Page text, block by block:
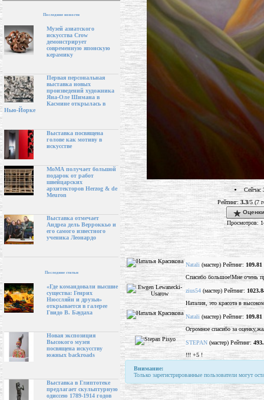
Последние новости
Музей азиатского
искусства Crow
демонстрирует
современную японскую
керамику
Первая персональная
выставка новых
произведений художника
Яна-Оле Шимана в
Касмине открылась в
Нью-Йорке
Выставка посвящена
голове как мотиву в
искусстве
МоМА получает большой
подарок от работ
швейцарских
архитекторов Herzog & de
Meuron
Выставка отмечает
Андреа дель Верроккьо и
его самого известного
ученика Леонардо
Последние статьи
«Где командовали высшие
существа: Генрих
Нюссляйн и друзья»
открывается в галерее
Гвидо В. Баудаха
Новая экспозиция
Высокого музея
посвящена искусству
южных backroads
Выставка в Глиптотеке
предлагает скульптурную
одиссею 1789-1914 годов
Сейчас
Рейтинг:3.3/5 (7
Просмотров:
Natali (мастер) Рейтинг: 109.81
Спасибо большое!Мне очень
zius54 (мастер) Рейтинг:
Наталия, это красота в
Natali (мастер) Рейтинг: 109.81
Огромное спасибо за
STEPAN (мастер) Рейтинг:
!!! +5 !
Внимание:
Только зарегистрированные пользователи могут